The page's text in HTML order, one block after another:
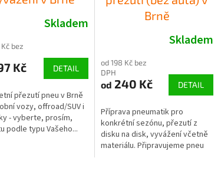
Skladem
bez
Kč DETAIL
přezutí pneu v Brně
vozy, offroad/SUV i
- vyberte, prosím,
podle typu Vašeho...
Brně
Skladem
od 198 Kč bez
DPH
od 240 Kč DETAIL
Příprava pneumatik pro
konkrétní sezónu, přezutí z
disku na disk, vyvážení včetně
materiálu. Připravujeme pneu